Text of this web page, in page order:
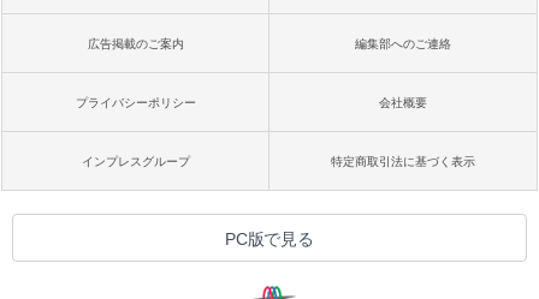
広告掲載のご案内 編集部へのご連絡
プライバシーポリシー 会社概要
インプレスグループ 特定商取引法に基づく表示
PC版で見る